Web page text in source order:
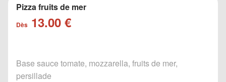
Pizza fruits de mer
Dès 13.00 €
Base sauce tomate, mozzarella, fruits de mer,
persillade